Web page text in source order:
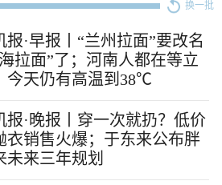
换一批
报·早报丨“兰州拉面”要改名
拉面”了；河南人都在等立
今天仍有高温到38℃
报·晚报丨穿一次就扔？低价
衣销售火爆；于东来公布胖
未来三年规划